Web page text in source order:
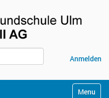
Anmelden
Toggle